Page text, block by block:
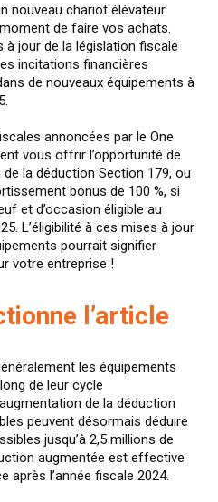
nouveau chariot élévateur
de faire vos achats.
jour de la législation fiscale
incitations financières
de nouveaux équipements à
annoncées par le One
vous offrir l’opportunité de
la déduction Section 179, ou
bonus de 100 %, si
et d’occasion éligible au
L’éligibilité à ces mises à jour
pourrait signifier
votre entreprise !
l’article
les équipements
de leur cycle
de la déduction
peuvent désormais déduire
jusqu’à 2,5 millions de
augmentée est effective
après l’année fiscale 2024.